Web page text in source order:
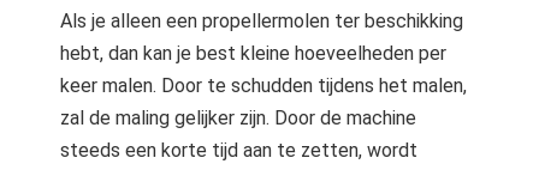
Als je alleen een propellermolen ter beschikking
hebt, dan kan je best kleine hoeveelheden per
keer malen. Door te schudden tijdens het malen,
zal de maling gelijker zijn. Door de machine
steeds een korte tijd aan te zetten, wordt